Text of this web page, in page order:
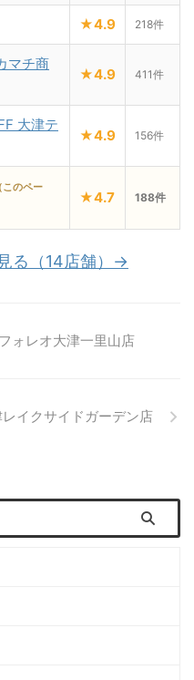
★4.9 218件
マチ商
★4.9 411件
大津テ
★4.9 156件
（このペー
★4.7 188件
る（14店舗）→
ォレオ大津一里山店
イクサイドガーデン店